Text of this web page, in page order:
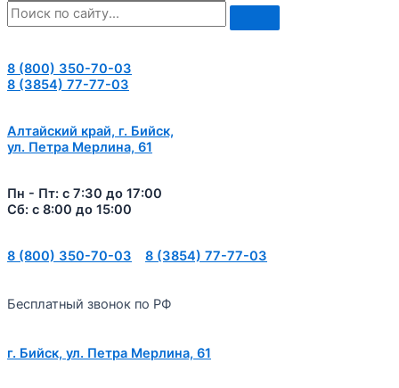
8 (800) 350-70-03
8 (3854) 77-77-03
Алтайский край, г. Бийск,
ул. Петра Мерлина, 61
Пн - Пт: с 7:30 до 17:00
Сб: с 8:00 до 15:00
8 (800) 350-70-03 8 (3854) 77-77-03
Бесплатный звонок по РФ
г. Бийск, ул. Петра Мерлина, 61